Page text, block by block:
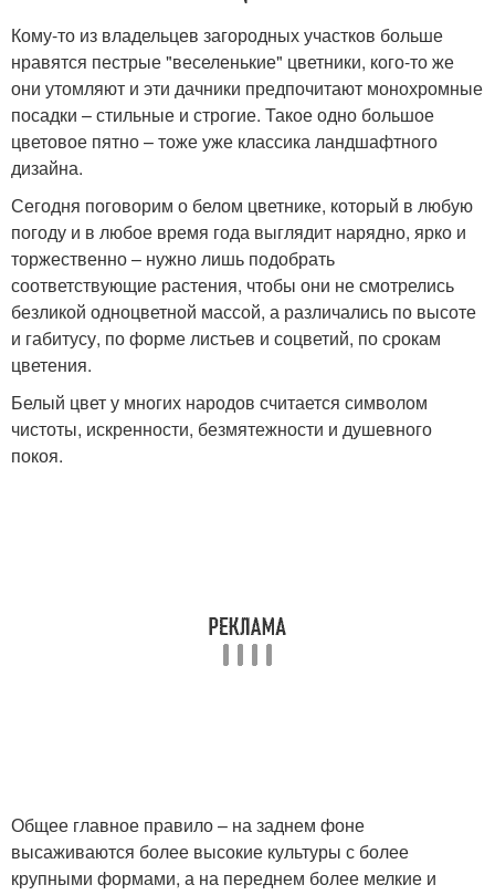
Кому-то из владельцев загородных участков больше
нравятся пестрые "веселенькие" цветники, кого-то же
они утомляют и эти дачники предпочитают монохромные
посадки – стильные и строгие. Такое одно большое
цветовое пятно – тоже уже классика ландшафтного
дизайна.
Сегодня поговорим о белом цветнике, который в любую
погоду и в любое время года выглядит нарядно, ярко и
торжественно – нужно лишь подобрать
соответствующие растения, чтобы они не смотрелись
безликой одноцветной массой, а различались по высоте
и габитусу, по форме листьев и соцветий, по срокам
цветения.
Белый цвет у многих народов считается символом
чистоты, искренности, безмятежности и душевного
покоя.
Общее главное правило – на заднем фоне
высаживаются более высокие культуры с более
крупными формами, а на переднем более мелкие и